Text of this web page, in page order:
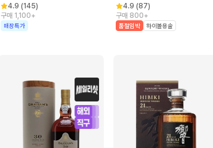
4.9 (145)
구매 1,100+
매장특가
4.9 (87)
구매 800+
품절임박 하이볼용술